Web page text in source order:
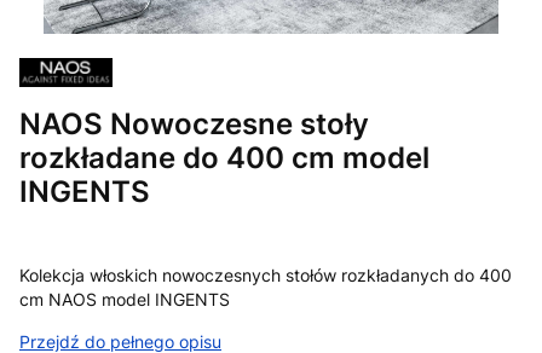
NAOS Nowoczesne stoły
rozkładane do 400 cm model
INGENTS
Kolekcja włoskich nowoczesnych stołów rozkładanych do 400
cm NAOS model INGENTS
Przejdź do pełnego opisu